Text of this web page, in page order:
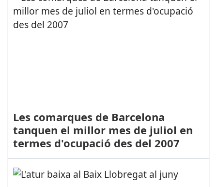
Les comarques de Barcelona
tanquen el millor mes de juliol en
termes d'ocupació des del 2007